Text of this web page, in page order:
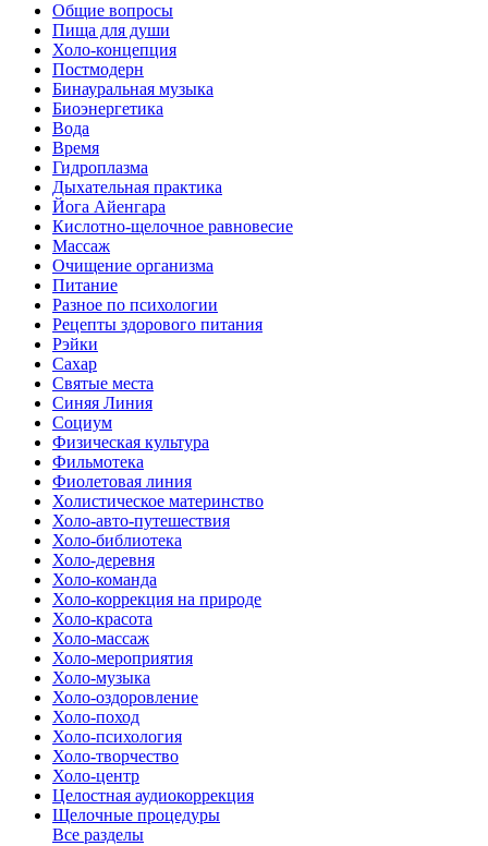
Общие вопросы
Пища для души
Холо-концепция
Постмодерн
Бинауральная музыка
Биоэнергетика
Вода
Время
Гидроплазма
Дыхательная практика
Йога Айенгара
Кислотно-щелочное равновесие
Массаж
Очищение организма
Питание
Разное по психологии
Рецепты здорового питания
Рэйки
Сахар
Святые места
Синяя Линия
Социум
Физическая культура
Фильмотека
Фиолетовая линия
Холистическое материнство
Холо-авто-путешествия
Холо-библиотека
Холо-деревня
Холо-команда
Холо-коррекция на природе
Холо-красота
Холо-массаж
Холо-мероприятия
Холо-музыка
Холо-оздоровление
Холо-поход
Холо-психология
Холо-творчество
Холо-центр
Целостная аудиокоррекция
Щелочные процедуры
Все разделы